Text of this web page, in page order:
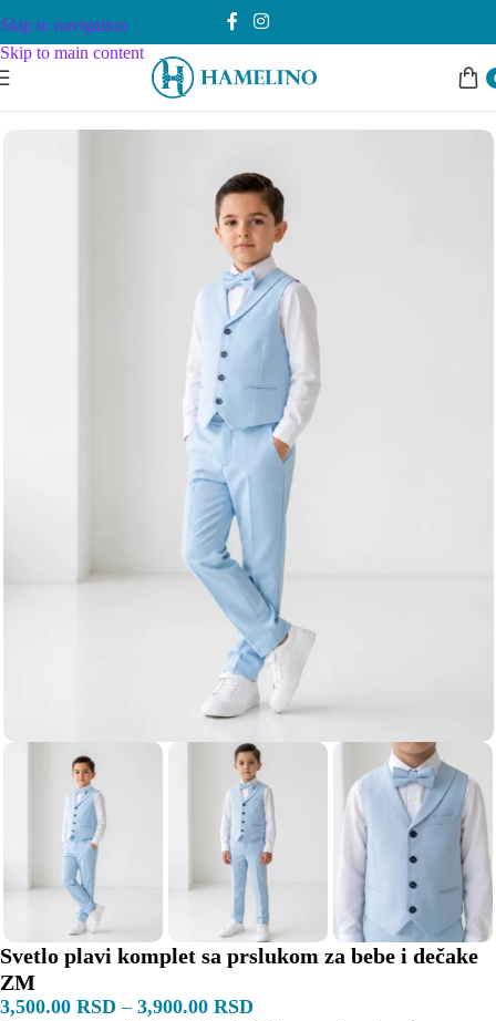
Skip to navigation
Skip to main content
Kompleti sa prslukom
Svetlo plavi komplet sa prslukom za bebe i dečake
ZM
3,500.00 RSD – 3,900.00 RSD